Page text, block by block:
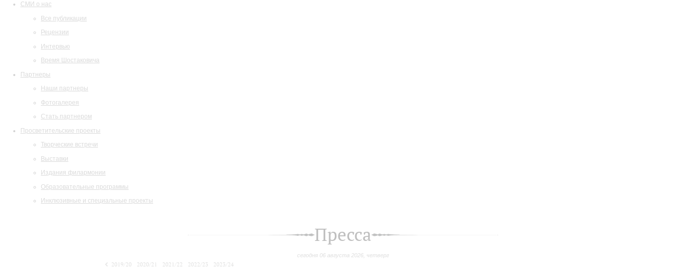
СМИ о нас
Все публикации
Рецензии
Интервью
Время Шостаковича
Партнеры
Наши партнеры
Фотогалерея
Стать партнером
Просветительские проекты
Творческие встречи
Выставки
Издания филармонии
Образовательные программы
Инклюзивные и специальные проекты
Пресса
сегодня 06 августа 2026, четверг
2019/20 2020/21 2021/22 2022/23
2023/24